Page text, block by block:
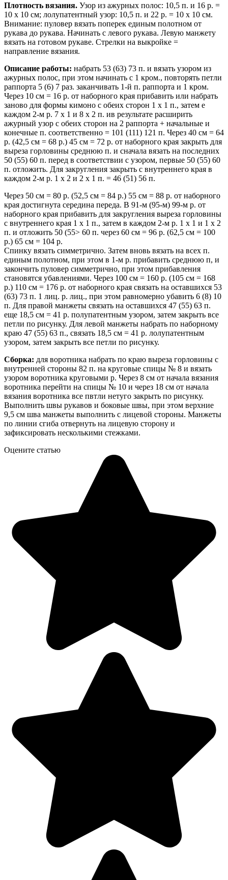
Плотность вязания. Узор из ажурных полос: 10,5 п. и 16 р. =
10 х 10 см; лолупатентный узор: 10,5 п. и 22 р. = 10 x 10 см.
Внимание: пуловер вязать поперек единым полотном от
рукава до рукава. Начинать с левого рукава. Левую манжету
вязать на готовом рукаве. Стрелки на выкройке =
направление вязания.
Описание работы: набрать 53 (63) 73 п. и вязать узором из
ажурных полос, при этом начинать с 1 кром., повторять петли
раппорта 5 (6) 7 раз. заканчивать 1-й п. раппорта и 1 кром.
Через 10 см = 16 р. от наборного края прибавить или набрать
заново для формы кимоно с обеих сторон 1 х 1 п., затем е
каждом 2-м р. 7 х 1 и 8 х 2 п. ив результате расширить
ажурный узор с обеих сторон на 2 раппорта + начальные и
конечные п. соответственно = 101 (111) 121 п. Через 40 см = 64
р. (42,5 см = 68 р.) 45 см = 72 р. от наборного края закрыть для
выреза горловины среднюю п. и сначала вязать на последних
50 (55) 60 п. перед в соответствии с узором, первые 50 (55) 60
п. отложить. Для закругления закрыть с внутреннего края в
каждом 2-м р. 1 х 2 и 2 х 1 п. = 46 (51) 56 п.
Через 50 см = 80 р. (52,5 см = 84 р.) 55 см = 88 р. от наборного
края достигнута середина переда. В 91-м (95-м) 99-м р. от
наборного края прибавить для закругления выреза горловины
с внутреннего края 1 х 1 п., затем в каждом 2-м р. 1 х 1 и 1 х 2
п. и отложить 50 (55> 60 п. через 60 см = 96 р. (62,5 см = 100
р.) 65 см = 104 р.
Спинку вязать симметрично. Затем вновь вязать на всех п.
единым полотном, при этом в 1-м р. прибавить среднюю п, и
закончить пуловер симметрично, при этом прибавления
становятся убавлениями. Через 100 см = 160 р. (105 см = 168
р.) 110 см = 176 р. от наборного края связать на оставшихся 53
(63) 73 п. 1 лиц. р. лиц., при этом равномерно убавить 6 (8) 10
п. Для правой манжеты связать на оставшихся 47 (55) 63 п.
еще 18,5 см = 41 р. полупатентным узором, затем закрыть все
петли по рисунку. Для левой манжеты набрать по наборному
краю 47 (55) 63 п., связать 18,5 см = 41 р. лолупатентным
узором, затем закрыть все петли по рисунку.
Сборка: для воротника набрать по краю выреза горловины с
внутренней стороны 82 п. на круговые спицы № 8 и вязать
узором воротника круговыми р. Через 8 см от начала вязания
воротника перейти на спицы № 10 и через 18 см от начала
вязания воротника все пвтли нетуго закрыть по рисунку.
Выполнить швы рукавов и боковые швы, при этом верхние
9,5 см шва манжеты выполнить с лицевой стороны. Манжеты
по линии сгиба отвернуть на лицевую сторону и
зафиксировать несколькими стежками.
Оцените статью